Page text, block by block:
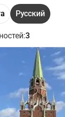
Русский
3